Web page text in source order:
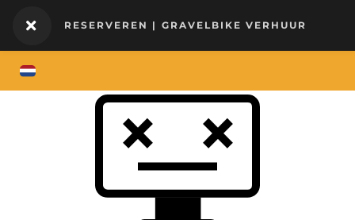
RESERVEREN | GRAVELBIKE VERHUUR